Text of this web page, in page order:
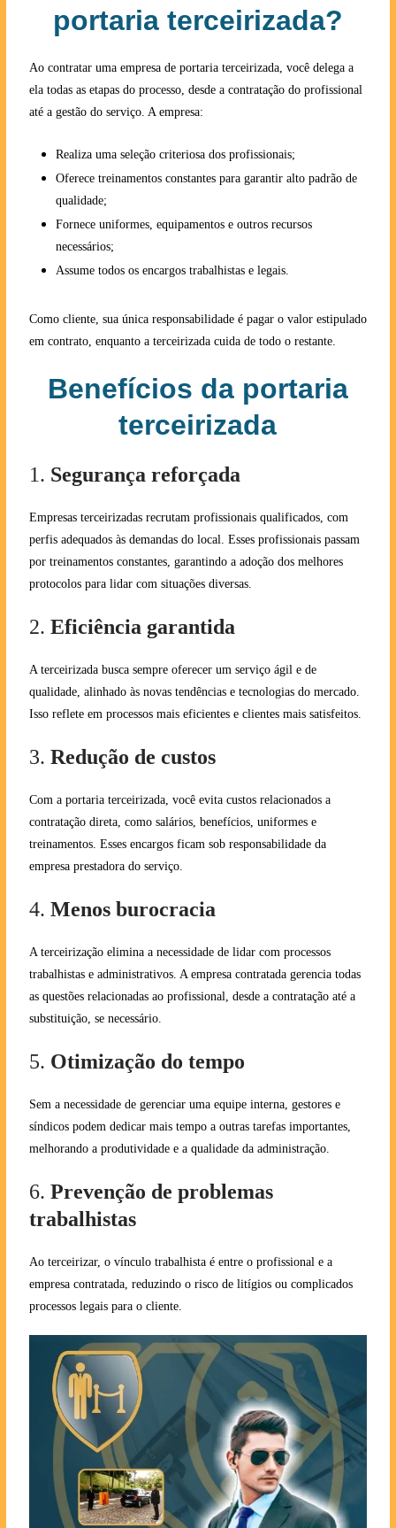
portaria terceirizada?
Ao contratar uma empresa de portaria terceirizada, você delega a
ela todas as etapas do processo, desde a contratação do profissional
até a gestão do serviço. A empresa:
Realiza uma seleção criteriosa dos profissionais;
Oferece treinamentos constantes para garantir alto padrão de
qualidade;
Fornece uniformes, equipamentos e outros recursos
necessários;
Assume todos os encargos trabalhistas e legais.
Como cliente, sua única responsabilidade é pagar o valor estipulado
em contrato, enquanto a terceirizada cuida de todo o restante.
Benefícios da portaria
terceirizada
1. Segurança reforçada
Empresas terceirizadas recrutam profissionais qualificados, com
perfis adequados às demandas do local. Esses profissionais passam
por treinamentos constantes, garantindo a adoção dos melhores
protocolos para lidar com situações diversas.
2. Eficiência garantida
A terceirizada busca sempre oferecer um serviço ágil e de
qualidade, alinhado às novas tendências e tecnologias do mercado.
Isso reflete em processos mais eficientes e clientes mais satisfeitos.
3. Redução de custos
Com a portaria terceirizada, você evita custos relacionados a
contratação direta, como salários, benefícios, uniformes e
treinamentos. Esses encargos ficam sob responsabilidade da
empresa prestadora do serviço.
4. Menos burocracia
A terceirização elimina a necessidade de lidar com processos
trabalhistas e administrativos. A empresa contratada gerencia todas
as questões relacionadas ao profissional, desde a contratação até a
substituição, se necessário.
5. Otimização do tempo
Sem a necessidade de gerenciar uma equipe interna, gestores e
síndicos podem dedicar mais tempo a outras tarefas importantes,
melhorando a produtividade e a qualidade da administração.
6. Prevenção de problemas
trabalhistas
Ao terceirizar, o vínculo trabalhista é entre o profissional e a
empresa contratada, reduzindo o risco de litígios ou complicados
processos legais para o cliente.